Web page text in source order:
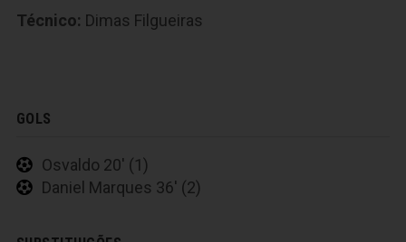
Técnico: Dimas Filgueiras
GOLS
Osvaldo 20' (1)
Daniel Marques 36' (2)